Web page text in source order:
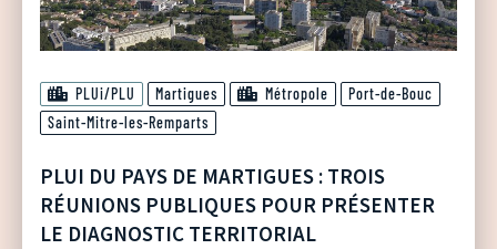
PLUi/PLU Martigues Métropole
Port-de-Bouc
Saint-Mitre-les-Remparts
PLUI DU PAYS DE MARTIGUES : TROIS
RÉUNIONS PUBLIQUES POUR PRÉSENTER
LE DIAGNOSTIC TERRITORIAL